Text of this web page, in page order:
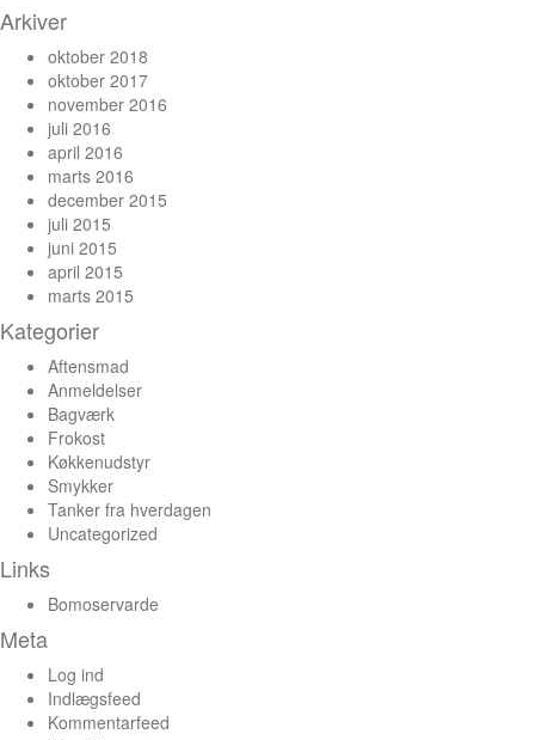
Arkiver
oktober 2018
oktober 2017
november 2016
juli 2016
april 2016
marts 2016
december 2015
juli 2015
juni 2015
april 2015
marts 2015
Kategorier
Aftensmad
Anmeldelser
Bagværk
Frokost
Køkkenudstyr
Smykker
Tanker fra hverdagen
Uncategorized
Links
Bomoservarde
Meta
Log ind
Indlægsfeed
Kommentarfeed